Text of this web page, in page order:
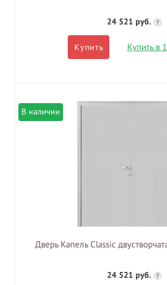
24 521 руб. ?
Купить Купить в
В наличии
Дверь Капель Classic
24 521 руб. ?